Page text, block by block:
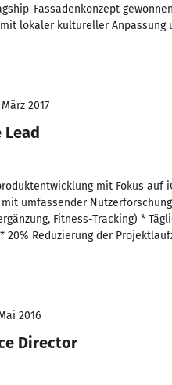
Fassadenkonzept
lokaler kultureller Anpassung
2017
mit Fokus auf
umfassender
Fitness-Tracking) *
20% Reduzierung der
2016
Director